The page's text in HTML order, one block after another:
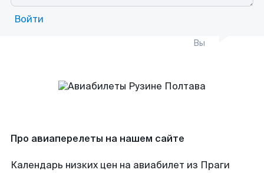
Войти
Вы
Про авиаперелеты на нашем сайте
Календарь низких цен на авиабилет из Праги